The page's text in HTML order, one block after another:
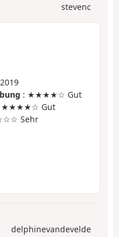
stevenc
: ★★★★☆ Gut
★★★★☆ Gut
Sehr
delphinevandevelde